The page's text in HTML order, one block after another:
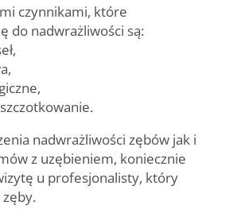
czynnikami, które
do nadwrażliwości są:
nadwrażliwości zębów jak i
z uzębieniem, koniecznie
u profesjonalisty, który